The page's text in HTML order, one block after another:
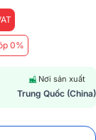
0%
Nơi sản xuất
Trung Quốc (China)